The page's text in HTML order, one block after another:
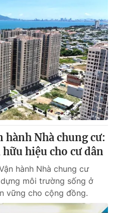
hành Nhà chung cư:
hiệu cho cư dân
hành Nhà chung cư
môi trường sống ở
vững cho cộng đồng.